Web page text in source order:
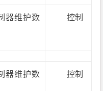
器维护数
控制
器维护数
控制